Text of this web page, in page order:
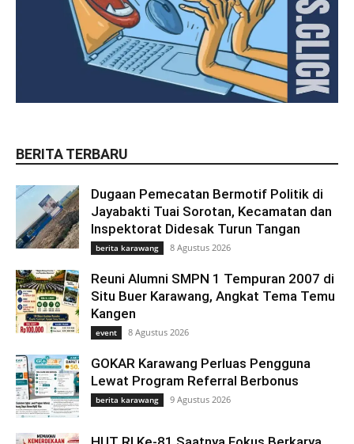
BERITA TERBARU
Dugaan Pemecatan Bermotif Politik di
Jayabakti Tuai Sorotan, Kecamatan dan
Inspektorat Didesak Turun Tangan
berita karawang 8 Agustus 2026
Reuni Alumni SMPN 1 Tempuran 2007 di
Situ Buer Karawang, Angkat Tema Temu
Kangen
event 8 Agustus 2026
GOKAR Karawang Perluas Pengguna
Lewat Program Referral Berbonus
berita karawang 9 Agustus 2026